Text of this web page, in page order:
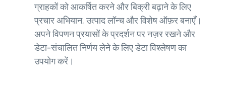
ग्राहकों को आकर्षित करने और बिक्री बढ़ाने के लिए
प्रचार अभियान, उत्पाद लॉन्च और विशेष ऑफ़र बनाएँ।
अपने विपणन प्रयासों के प्रदर्शन पर नज़र रखने और
डेटा-संचालित निर्णय लेने के लिए डेटा विश्लेषण का
उपयोग करें।